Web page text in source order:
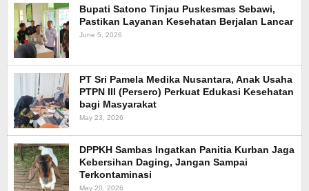
Bupati Satono Tinjau Puskesmas Sebawi,
Pastikan Layanan Kesehatan Berjalan Lancar
June 5, 2026
PT Sri Pamela Medika Nusantara, Anak Usaha
PTPN III (Persero) Perkuat Edukasi Kesehatan
bagi Masyarakat
May 23, 2026
DPPKH Sambas Ingatkan Panitia Kurban Jaga
Kebersihan Daging, Jangan Sampai
Terkontaminasi
May 20, 2026